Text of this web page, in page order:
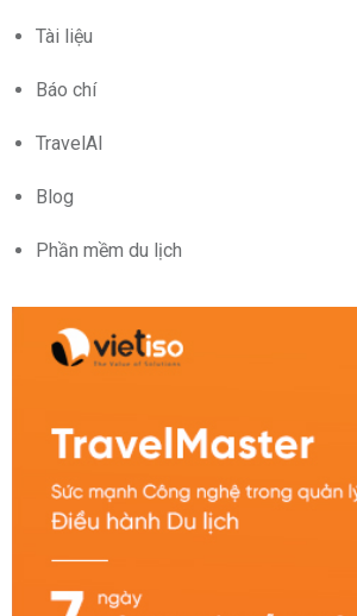
Tài liệu
Báo chí
TravelAI
Blog
Phần mềm du lịch